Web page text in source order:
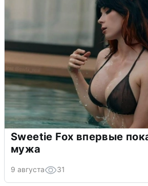
Sweetie Fox впервые
мужа
9 августа 31